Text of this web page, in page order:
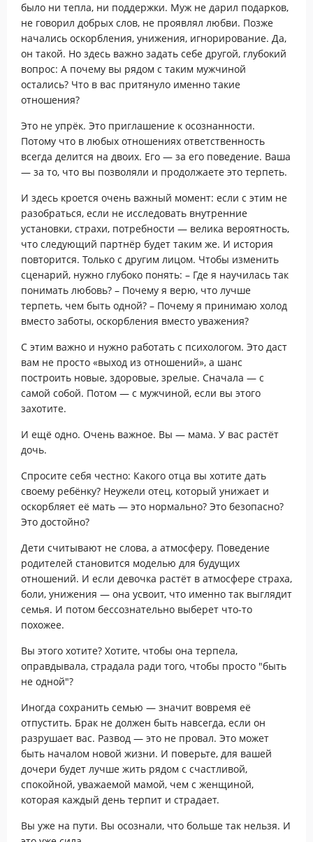
было ни тепла, ни поддержки. Муж не дарил подарков,
не говорил добрых слов, не проявлял любви. Позже
начались оскорбления, унижения, игнорирование. Да,
он такой. Но здесь важно задать себе другой, глубокий
вопрос: А почему вы рядом с таким мужчиной
остались? Что в вас притянуло именно такие
отношения?
Это не упрёк. Это приглашение к осознанности.
Потому что в любых отношениях ответственность
всегда делится на двоих. Его — за его поведение. Ваша
— за то, что вы позволяли и продолжаете это терпеть.
И здесь кроется очень важный момент: если с этим не
разобраться, если не исследовать внутренние
установки, страхи, потребности — велика вероятность,
что следующий партнёр будет таким же. И история
повторится. Только с другим лицом. Чтобы изменить
сценарий, нужно глубоко понять: – Где я научилась так
понимать любовь? – Почему я верю, что лучше
терпеть, чем быть одной? – Почему я принимаю холод
вместо заботы, оскорбления вместо уважения?
С этим важно и нужно работать с психологом. Это даст
вам не просто «выход из отношений», а шанс
построить новые, здоровые, зрелые. Сначала — с
самой собой. Потом — с мужчиной, если вы этого
захотите.
И ещё одно. Очень важное. Вы — мама. У вас растёт
дочь.
Спросите себя честно: Какого отца вы хотите дать
своему ребёнку? Неужели отец, который унижает и
оскорбляет её мать — это нормально? Это безопасно?
Это достойно?
Дети считывают не слова, а атмосферу. Поведение
родителей становится моделью для будущих
отношений. И если девочка растёт в атмосфере страха,
боли, унижения — она усвоит, что именно так выглядит
семья. И потом бессознательно выберет что-то
похожее.
Вы этого хотите? Хотите, чтобы она терпела,
оправдывала, страдала ради того, чтобы просто "быть
не одной"?
Иногда сохранить семью — значит вовремя её
отпустить. Брак не должен быть навсегда, если он
разрушает вас. Развод — это не провал. Это может
быть началом новой жизни. И поверьте, для вашей
дочери будет лучше жить рядом с счастливой,
спокойной, уважаемой мамой, чем с женщиной,
которая каждый день терпит и страдает.
Вы уже на пути. Вы осознали, что больше так нельзя. И